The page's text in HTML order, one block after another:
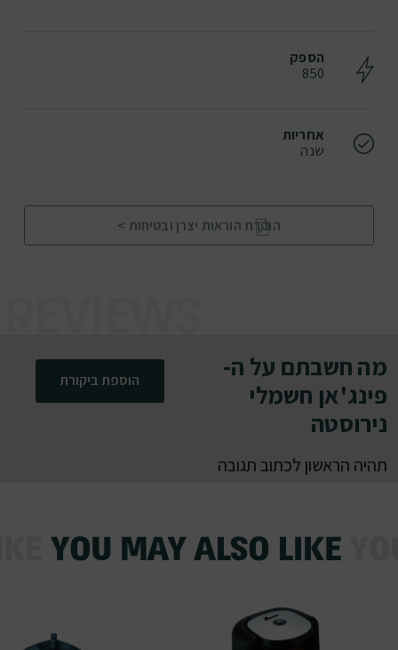
הספק
850
אחריות
שנה
הורדת הוראות יצרן ובטיחות >
מה חשבתם על ה-
פינג'אן חשמלי
נירוסטה
תהיה הראשון לכתוב תגובה
הוספת ביקורת